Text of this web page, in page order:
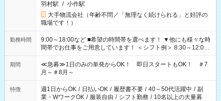
羽村駅 / 小作駅
大手物流会社（年齢不問／「無理なく続けられる」と好評の
職場です！）
勤務時間
9:00～18:00など ■希望の時間帯を選べます！ ▼他にも様々な時
間帯でお仕事をご用意しています！ ＜シフト例＞ 8:30～12:00
17:00～22:00 13:00～22:00 22:00～翌6:00 など
期間
≪急募≫1日のみの単発からOK！ 即日スタートもOK！ ＃7
月～＃8月～
特徴 週1日からOK / 日払いOK / 履歴書不要 / 40～50代活躍中 / 副
業・WワークOK / 服装自由 / シフト勤務 / 10名以上の大量募